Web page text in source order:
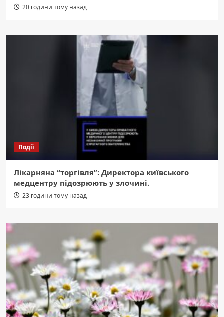
20 години тому назад
Події
Лікарняна “торгівля”: Директора київського
медцентру підозрюють у злочині.
23 години тому назад